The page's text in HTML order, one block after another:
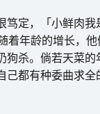
笃定，「小鲜肉
着年龄的增长，
狗杀。倘若天菜
都有种委曲求全